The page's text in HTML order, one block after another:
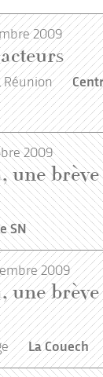
2009
Réunion
2009
une
SN
2009
une
La Couech